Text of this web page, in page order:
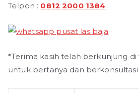
Telpon : 0812 2000 1384
*Terima kasih telah berkunjung
untuk bertanya dan